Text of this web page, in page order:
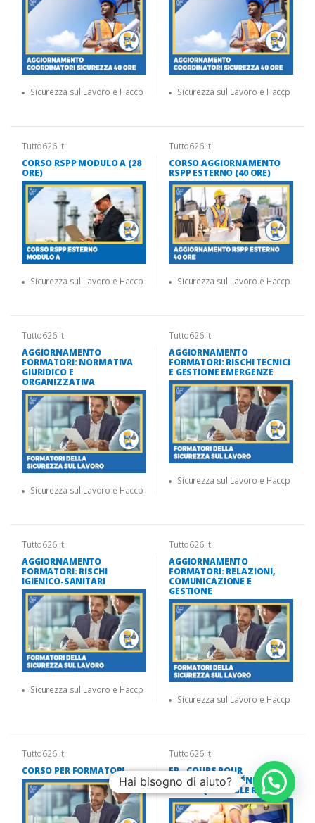
Hai bisogno di aiuto?
Sicurezza sul Lavoro e Haccp Sicurezza sul Lavoro e Haccp
Tutto626.it
CORSO RSPP MODULO A (28
ORE)
Sicurezza sul Lavoro e Haccp
Tutto626.it
CORSO AGGIORNAMENTO
RSPP ESTERNO (40 ORE)
Sicurezza sul Lavoro e Haccp
Tutto626.it
AGGIORNAMENTO
FORMATORI: NORMATIVA
GIURIDICO E
ORGANIZZATIVA
Sicurezza sul Lavoro e Haccp
Tutto626.it
AGGIORNAMENTO
FORMATORI: RISCHI TECNICI
E GESTIONE EMERGENZE
Sicurezza sul Lavoro e Haccp
Tutto626.it
AGGIORNAMENTO
FORMATORI: RISCHI
IGIENICO-SANITARI
Sicurezza sul Lavoro e Haccp
Tutto626.it
AGGIORNAMENTO
FORMATORI: RELAZIONI,
COMUNICAZIONE E
GESTIONE
Sicurezza sul Lavoro e Haccp
Tutto626.it
CORSO PER FORMATORI
Tutto626.it
FR - COURS POUR
TRAVAILLEURS GÉNÉRAL +
SPÉCIFIQUE FAIBLE RISQUE